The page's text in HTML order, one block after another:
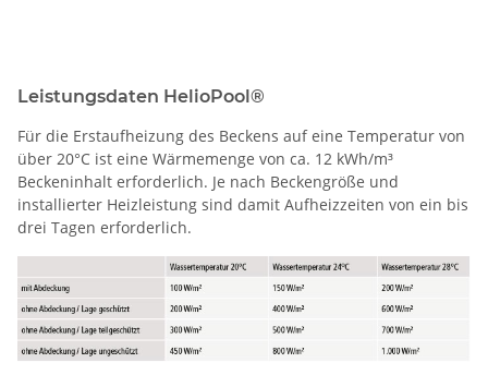
Leistungsdaten HelioPool®
Für die Erstaufheizung des Beckens auf eine Temperatur von
über 20°C ist eine Wärmemenge von ca. 12 kWh/m³
Beckeninhalt erforderlich. Je nach Beckengröße und
installierter Heizleistung sind damit Aufheizzeiten von ein bis
drei Tagen erforderlich.